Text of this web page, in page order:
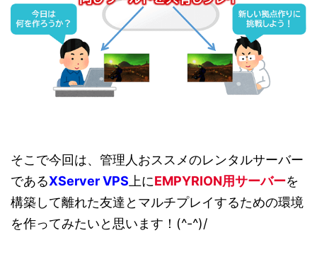
そこで今回は、管理人おススメのレンタルサーバー
であるXServer VPS 上にEMPYRION用サーバーを
構築して離れた友達とマルチプレイするための環境
を作ってみたいと思います！(^-^)/